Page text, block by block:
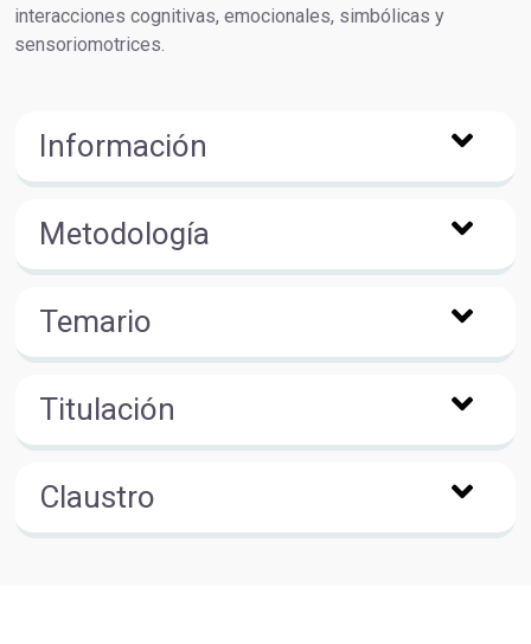
interacciones cognitivas, emocionales, simbólicas y
sensoriomotrices.
Información
Metodología
Temario
Titulación
Claustro